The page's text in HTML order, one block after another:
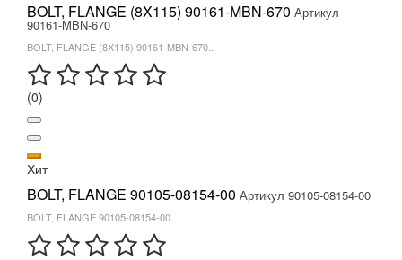
BOLT, FLANGE (8X115) 90161-MBN-670 Артикул
90161-MBN-670
BOLT, FLANGE (8X115) 90161-MBN-670..
(0)
Хит
BOLT, FLANGE 90105-08154-00 Артикул 90105-08154-00
BOLT, FLANGE 90105-08154-00..